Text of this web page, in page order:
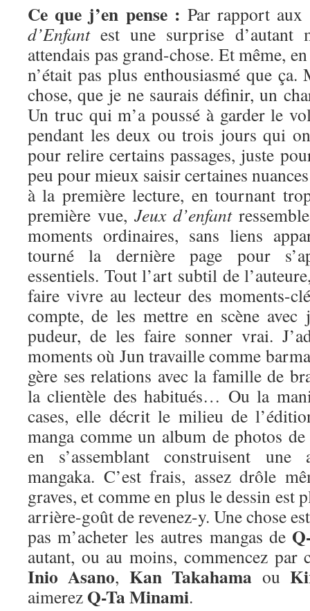
Ce que j’en pense : Par rapport
d’Enfantest une surprise d’autant
attendais pas grand-chose. Et même,
n’était pas plus enthousiasmé que
chose, que je ne saurais définir, un
Un truc qui m’a poussé à garder le
pendant les deux ou trois jours qui
pour relire certains passages, juste
peu pour mieux saisir certaines
à la première lecture, en tournant
première vue, Jeux d’enfant
moments ordinaires, sans liens
tourné la dernière page pour
essentiels. Tout l’art subtil de
faire vivre au lecteur des moments-
compte, de les mettre en scène avec
pudeur, de les faire sonner vrai.
moments où Jun travaille comme
gère ses relations avec la famille de
la clientèle des habitués… Ou la
cases, elle décrit le milieu de
manga comme un album de photos
en s’assemblant construisent
mangaka. C’est frais, assez drôle
graves, et comme en plus le dessin est
arrière-goût de revenez-y. Une chose
pas m’acheter les autres mangas de
autant, ou au moins, commencez par
Inio Asano, Kan Takahama ou
aimerez Q-Ta Minami.